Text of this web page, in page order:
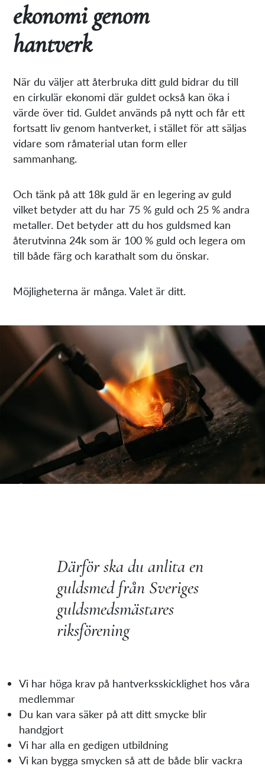
ekonomi genom
hantverk
När du väljer att återbruka ditt guld bidrar du till
en cirkulär ekonomi där guldet också kan öka i
värde över tid. Guldet används på nytt och får ett
fortsatt liv genom hantverket, i stället för att säljas
vidare som råmaterial utan form eller
sammanhang.
Och tänk på att 18k guld är en legering av guld
vilket betyder att du har 75 % guld och 25 % andra
metaller. Det betyder att du hos guldsmed kan
återutvinna 24k som är 100 % guld och legera om
till både färg och karathalt som du önskar.
Möjligheterna är många. Valet är ditt.
Därför ska du anlita en
guldsmed från Sveriges
guldsmedsmästares
riksförening
Vi har höga krav på hantverksskicklighet hos våra
medlemmar
Du kan vara säker på att ditt smycke blir
handgjort
Vi har alla en gedigen utbildning
Vi kan bygga smycken så att de både blir vackra